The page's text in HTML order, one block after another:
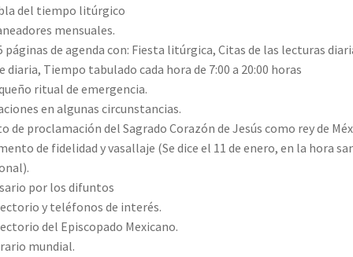
del tiempo litúrgico
mensuales.
páginas de agenda con: Fiesta litúrgica, Citas de las lecturas
diaria, Tiempo tabulado cada hora de 7:00 a 20:00 horas
ritual de emergencia.
en algunas circunstancias.
de proclamación del Sagrado Corazón de Jesús como rey de
de fidelidad y vasallaje (Se dice el 11 de enero, en la hora
por los difuntos
y teléfonos de interés.
del Episcopado Mexicano.
mundial.